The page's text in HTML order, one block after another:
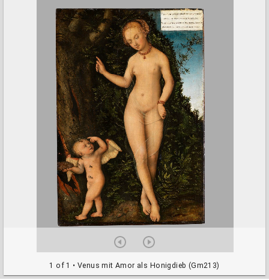
1 of 1 • Venus mit Amor als Honigdieb (Gm213)